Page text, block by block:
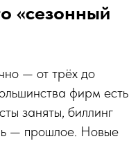
«сезонный
— от трёх до
фирм есть
заняты, биллинг
— прошлое. Новые